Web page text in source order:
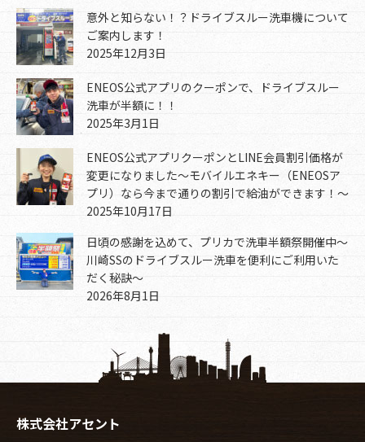
意外と知らない！？ドライブスルー洗車機について
ご案内します！
2025年12月3日
ENEOS公式アプリのクーポンで、ドライブスルー
洗車が半額に！！
2025年3月1日
ENEOS公式アプリクーポンとLINE会員割引価格が
変更になりました～モバイルエネキー（ENEOSア
プリ）なら今まで通りの割引で給油ができます！～
2025年10月17日
日頃の感謝を込めて、プリカで洗車半額祭開催中～
川崎SSのドライブスルー洗車を便利にご利用いた
だく秘訣～
2026年8月1日
株式会社アセント